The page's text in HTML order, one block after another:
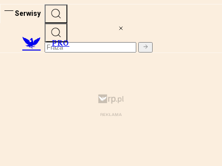
Serwisy
PRO